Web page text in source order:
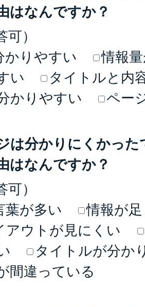
はなんですか？
可）
かりやすい
情報
い
タイトルと内
かりやすい
ペー
は分かりにくかっ
はなんですか？
可）
葉が多い
情報が
アウトが見にくい
タイトルが分か
間違っている